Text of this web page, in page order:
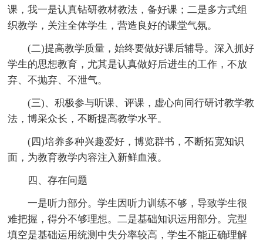
课，我一是认真钻研教材教法，备好课；二是多方式组
织教学，关注全体学生，营造良好的课堂气氛。
(二)提高教学质量，始终要做好课后辅导。深入抓好
学生的思想教育，尤其是认真做好后进生的工作，不放
弃、不抛弃、不泄气。
(三)、积极参与听课、评课，虚心向同行研讨教学教
法，博采众长，不断提高教学水平。
(四)培养多种兴趣爱好，博览群书，不断拓宽知识
面，为教育教学内容注入新鲜血液。
四、存在问题
一是听力部分。学生因听力训练不够，导致学生很
难把握，得分不够理想。二是基础知识运用部分。完型
填空是基础运用统测中失分率较高，学生不能正确理解